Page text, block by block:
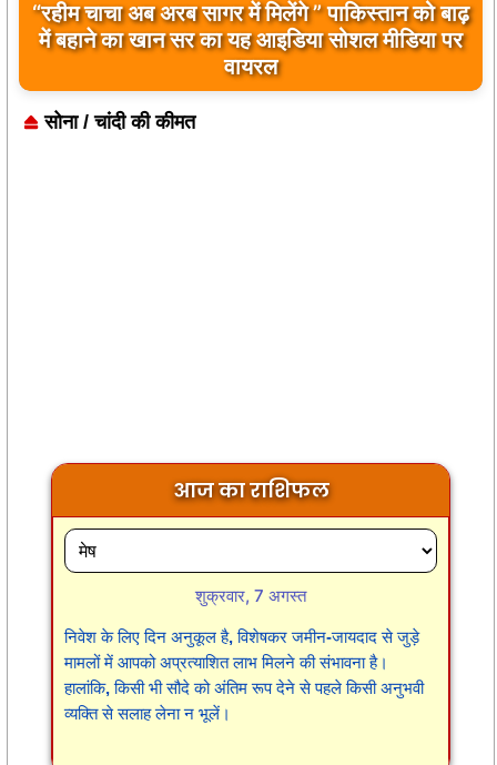
“रहीम चाचा अब अरब सागर में मिलेंगे ” पाकिस्तान को बाढ़
में बहाने का खान सर का यह आइडिया सोशल मीडिया पर
वायरल
बिलावल भुट्टो द्वारा सिंधु नदी और भारत को लेकर दिए गए
बयान पर भारत के केंद्रीय मंत्रियों की कड़ी प्रतिक्रिया
सोना / चांदी की कीमत
आज का राशिफल
शुक्रवार, 7 अगस्त
निवेश के लिए दिन अनुकूल है, विशेषकर जमीन-जायदाद से जुड़े
मामलों में आपको अप्रत्याशित लाभ मिलने की संभावना है।
हालांकि, किसी भी सौदे को अंतिम रूप देने से पहले किसी अनुभवी
व्यक्ति से सलाह लेना न भूलें।